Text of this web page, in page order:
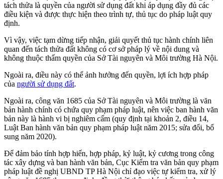
tách thửa là quyền của người sử dụng đất khi áp dụng đầy đủ các
điều kiện và được thực hiện theo trình tự, thủ tục do pháp luật quy
định.
Vì vậy, việc tạm dừng tiếp nhận, giải quyết thủ tục hành chính liên
quan đến tách thửa đất không có cơ sở pháp lý về nội dung và
không thuộc thẩm quyền của Sở Tài nguyên và Môi trường Hà Nội.
Ngoài ra, điều này có thể ảnh hưởng đến quyền, lợi ích hợp pháp
của người sử dụng đất.
Ngoài ra, công văn 1685 của Sở Tài nguyên và Môi trường là văn
bản hành chính có chứa quy phạm pháp luật, nên việc ban hành văn
bản này là hành vi bị nghiêm cấm (quy định tại khoản 2, điều 14,
Luật Ban hành văn bản quy phạm pháp luật năm 2015; sửa đổi, bổ
sung năm 2020).
Để đảm bảo tính hợp hiến, hợp pháp, kỷ luật, kỷ cương trong công
tác xây dựng và ban hành văn bản, Cục Kiểm tra văn bản quy phạm
pháp luật đề nghị UBND TP Hà Nội chỉ đạo việc tự kiểm tra, xử lý